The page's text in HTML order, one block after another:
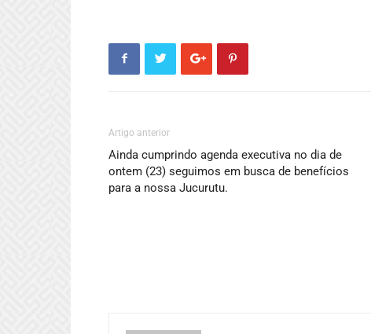
Artigo anterior
Ainda cumprindo agenda executiva no dia de
ontem (23) seguimos em busca de benefícios
para a nossa Jucurutu.